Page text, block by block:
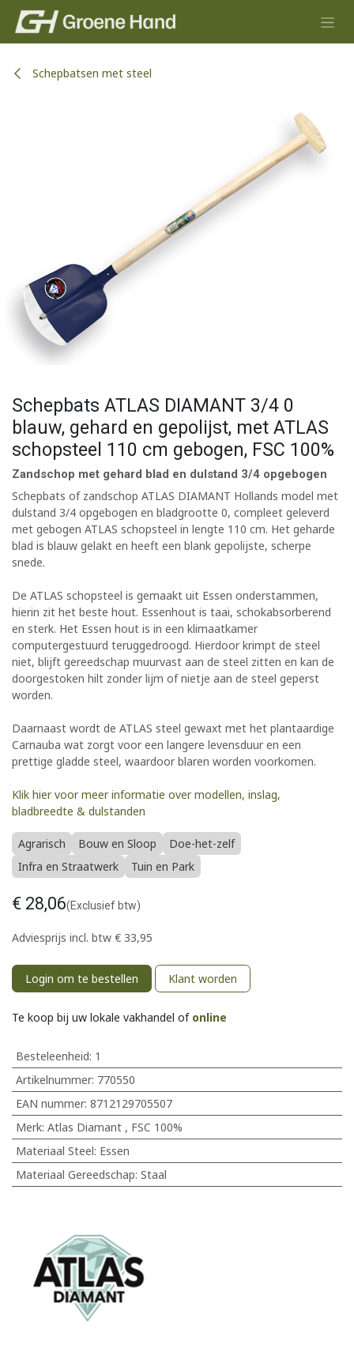
Overslaan naar inhoud
Schepbatsen met steel
Schepbats ATLAS DIAMANT 3/4 0
blauw, gehard en gepolijst, met ATLAS
schopsteel 110 cm gebogen, FSC 100%
Zandschop met gehard blad en dulstand 3/4 opgebogen
Schepbats of zandschop ATLAS DIAMANT Hollands model met
dulstand 3/4 opgebogen en bladgrootte 0, compleet geleverd
met gebogen ATLAS schopsteel in lengte 110 cm. Het geharde
blad is blauw gelakt en heeft een blank gepolijste, scherpe
snede.
De ATLAS schopsteel is gemaakt uit Essen onderstammen,
hierin zit het beste hout. Essenhout is taai, schokabsorberend
en sterk. Het Essen hout is in een klimaatkamer
computergestuurd teruggedroogd. Hierdoor krimpt de steel
niet, blijft gereedschap muurvast aan de steel zitten en kan de
doorgestoken hilt zonder lijm of nietje aan de steel geperst
worden.
Daarnaast wordt de ATLAS steel gewaxt met het plantaardige
Carnauba wat zorgt voor een langere levensduur en een
prettige gladde steel, waardoor blaren worden voorkomen.
Klik hier voor meer informatie over modellen, inslag,
bladbreedte & dulstanden
Agrarisch Bouw en Sloop
Doe-het-zelf
Infra en Straatwerk
Tuin en Park
€ 28,06(Exclusief btw)
Adviesprijs incl. btw € 33,95
Login om te bestellen Klant worden
Te koop bij uw lokale vakhandel of online
Besteleenheid: 1
Artikelnummer: 770550
EAN nummer: 8712129705507
Merk: Atlas Diamant, FSC 100%
Materiaal Steel: Essen
Materiaal Gereedschap: Staal